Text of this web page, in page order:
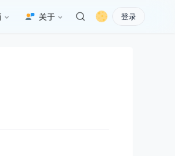
关于 登录